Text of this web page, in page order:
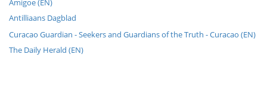
Amigoe (EN)
Antilliaans Dagblad
Curacao Guardian - Seekers and Guardians of the Truth - Curacao (EN)
The Daily Herald (EN)